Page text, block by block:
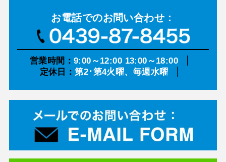
お電話でのお問い合わせ：
営業時間： 9:00～12:00 13:00～18:00
定休日：第2･第4火曜、毎週水曜